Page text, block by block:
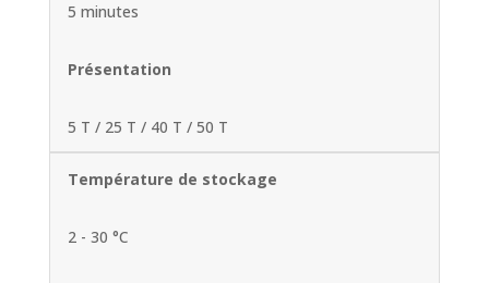
5 minutes
Présentation
5 T / 25 T / 40 T / 50 T
Température de stockage
2 - 30 °C